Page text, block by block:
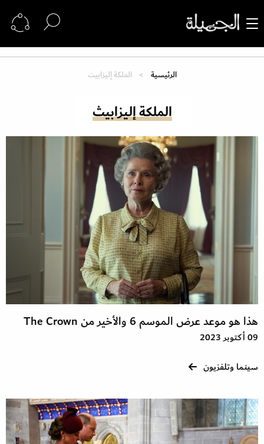
الرئيسية الملكة إليزابيث
الملكة إليزابيث
هذا هو موعد عرض الموسم 6 والأخير من The Crown
09 أكتوبر 2023
سينما وتلفزيون